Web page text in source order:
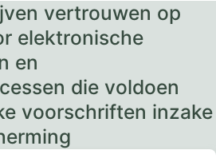
vertrouwen op
elektronische
en
die voldoen
voorschriften inzake